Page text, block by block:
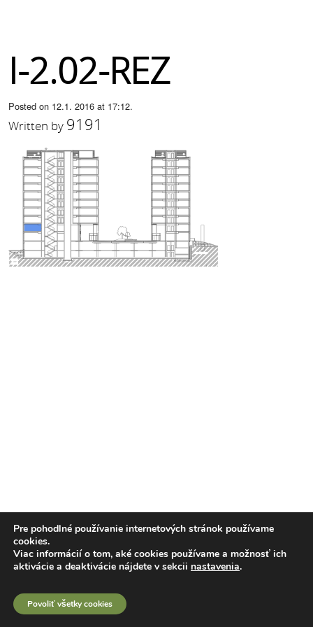
I-2.02-REZ
Posted on 12.1. 2016 at 17:12.
Written by 9191
Pre pohodlné používanie internetových stránok používame
cookies.
Viac informácií o tom, aké cookies používame a možnosť ich
aktivácie a deaktivácie nájdete v sekcii nastavenia.
Povoliť všetky cookies